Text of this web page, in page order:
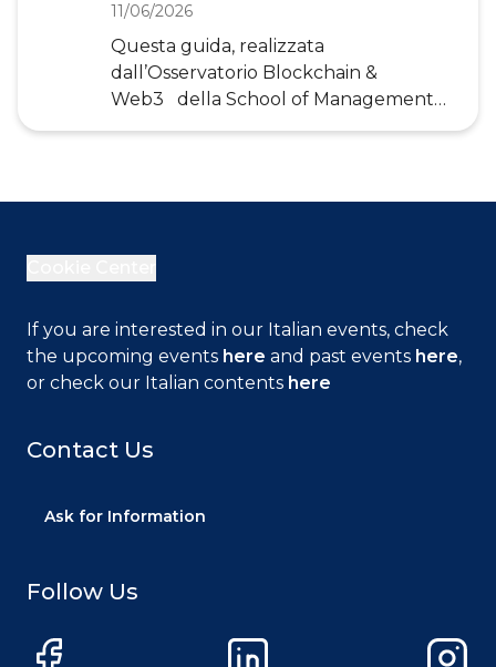
11/06/2026
Questa guida, realizzata
dall’Osservatorio Blockchain &
Web3 della School of Management
del Politecnico di Milano, offre una
sue caratteristiche e quali
La Blockchain (letteralmente “catena
di blocchi”) sfrutta le caratteristiche di
computer della rete aventi una copia
del registro Blockchain) e&n
Contact Us
Ask for Information
Follow Us
If you are interested in our Italian events, check
the upcoming events here and past events here,
or check our Italian contents here